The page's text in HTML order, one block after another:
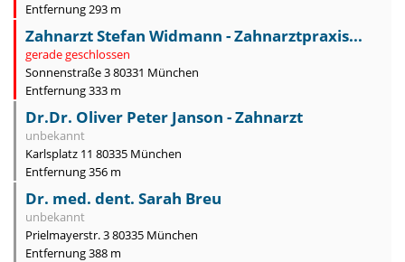
Entfernung 293 m
Zahnarzt Stefan Widmann - Zahnarztpraxis...
gerade geschlossen
Sonnenstraße 3 80331 München
Entfernung 333 m
Dr.Dr. Oliver Peter Janson - Zahnarzt
unbekannt
Karlsplatz 11 80335 München
Entfernung 356 m
Dr. med. dent. Sarah Breu
unbekannt
Prielmayerstr. 3 80335 München
Entfernung 388 m